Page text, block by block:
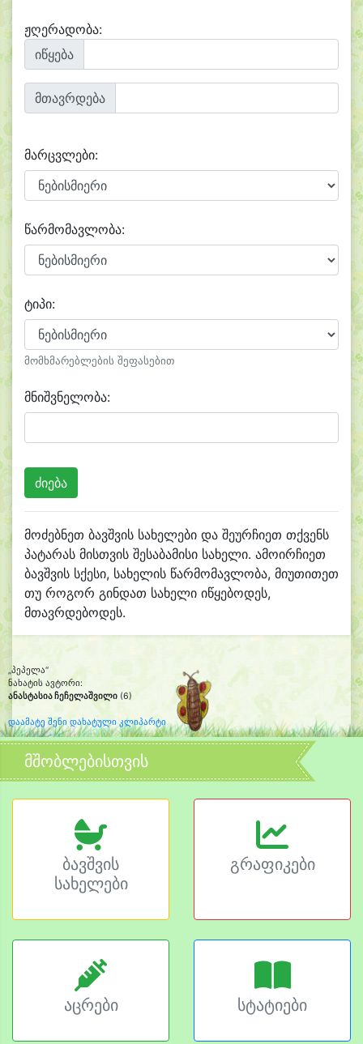
ჟღერადობა:
იწყება
მთავრდება
მარცვლები:
წარმომავლობა:
ტიპი:
მომხმარებლების შეფასებით
მნიშვნელობა:
მოძებნეთ ბავშვის სახელები და შეურჩიეთ თქვენს
პატარას მისთვის შესაბამისი სახელი. ამოირჩიეთ
ბავშვის სქესი, სახელის წარმომავლობა, მიუთითეთ
თუ როგორ გინდათ სახელი იწყებოდეს,
მთავრდებოდეს.
„პეპელა“
ნახატის ავტორი:
ანასტასია ჩეჩელაშვილი (6)
დაამატე შენი დახატული კლიპარტი
მშობლებისთვის
ბავშვის
სახელები
გრაფიკები
აცრები სტატიები